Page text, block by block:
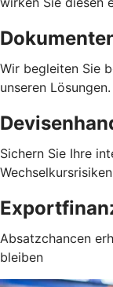
Wir begleiten Sie
unseren Lösungen.
Sichern Sie Ihre
Absatzchancen
bleiben